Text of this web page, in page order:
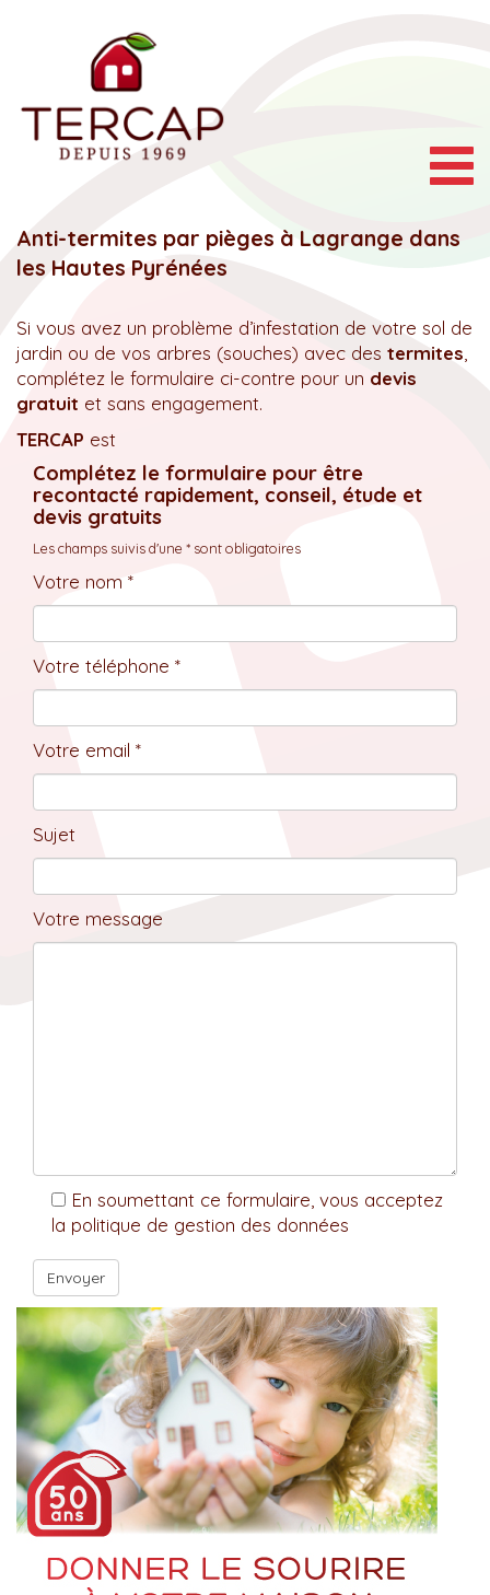
Anti-termites par pièges à Lagrange dans
les Hautes Pyrénées
Si vous avez un problème d’infestation de votre sol de
jardin ou de vos arbres (souches) avec des termites
complétez le formulaire ci-contre pour un devis
gratuit et sans engagement.
TERCAP est
Complétez le formulaire pour être
recontacté rapidement, conseil, étude et
devis gratuits
Les champs suivis d'une * sont obligatoires
Votre nom *
Votre téléphone *
Votre email *
Sujet
Votre message
En soumettant ce formulaire, vous acceptez
la politique de gestion des données